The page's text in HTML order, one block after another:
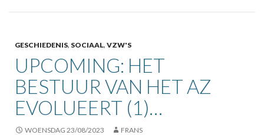
GESCHIEDENIS, SOCIAAL, VZW'S
UPCOMING: HET
BESTUUR VAN HET AZ
EVOLUEERT (1)…
WOENSDAG 23/08/2023 FRANS